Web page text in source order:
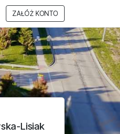
ZAŁÓŻ KONTO
Lisiak